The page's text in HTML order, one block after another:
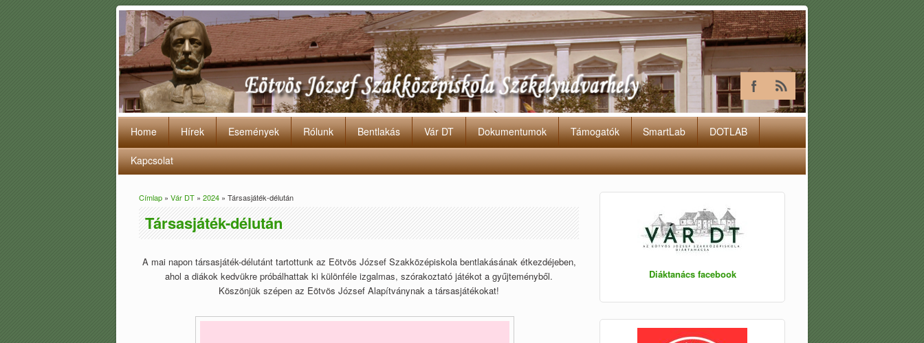
Home Hírek Események Rólunk Bentlakás Vár DT Dokumentumok Támogatók SmartLab DOTLAB
Kapcsolat
Jelenlegi hely
Címlap » Vár DT » 2024 » Társasjáték-délután
Társasjáték-délután
A mai napon társasjáték-délutánt tartottunk az Eötvös József Szakközépiskola bentlakásának étkezdéjeben,
ahol a diákok kedvükre próbálhattak ki különféle izgalmas, szórakoztató játékot a gyűjteményből.
Köszönjük szépen az Eötvös József Alapítványnak a társasjátékokat!
Diáktanács facebook